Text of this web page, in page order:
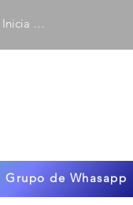
Inicia sesión
Grupo de Whasapp